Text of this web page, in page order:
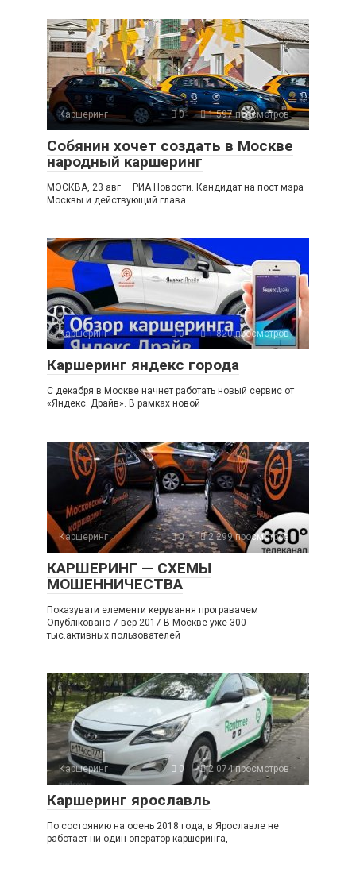
Каршеринг 0 1 597 просмотров
Собянин хочет создать в Москве
народный каршеринг
МОСКВА, 23 авг — РИА Новости. Кандидат на пост мэра
Москвы и действующий глава
Каршеринг 0 1 820 просмотров
Каршеринг яндекс города
С декабря в Москве начнет работать новый сервис от
«Яндекс. Драйв». В рамках новой
Каршеринг 0 2 299 просмотров
КАРШЕРИНГ — СХЕМЫ
МОШЕННИЧЕСТВА
Показувати елементи керування програвачем
Опубліковано 7 вер 2017 В Москве уже 300
тыс.активных пользователей
Каршеринг 0 2 074 просмотров
Каршеринг ярославль
По состоянию на осень 2018 года, в Ярославле не
работает ни один оператор каршеринга,